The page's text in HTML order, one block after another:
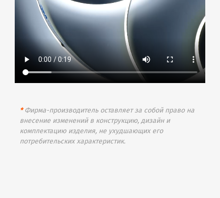
*Фирма-производитель оставляет за собой право на
внесение изменений в конструкцию, дизайн и
комплектацию изделия, не ухудшающих его
потребительских характеристик.